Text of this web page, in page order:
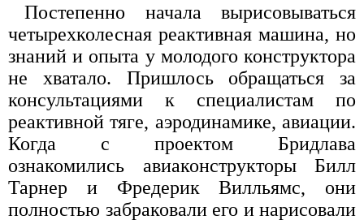
Постепенно начала вырисовываться
четырехколесная реактивная машина, но
знаний и опыта у молодого конструктора
не хватало. Пришлось обращаться за
консультациями к специалистам по
реактивной тяге, аэродинамике, авиации.
Когда с проектом Бридлава
ознакомились авиаконструкторы Билл
Тарнер и Фредерик Вилльямс, они
полностью забраковали его и нарисовали